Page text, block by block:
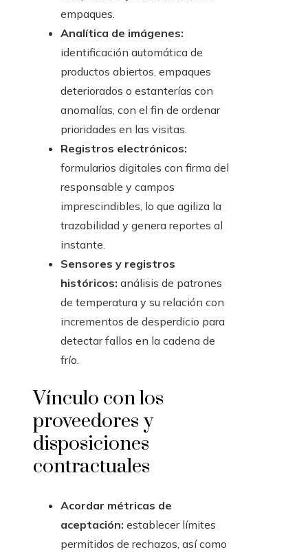
empaques.
Analítica de imágenes:
identificación automática de
productos abiertos, empaques
deteriorados o estanterías con
anomalías, con el fin de ordenar
prioridades en las visitas.
Registros electrónicos:
formularios digitales con firma del
responsable y campos
imprescindibles, lo que agiliza la
trazabilidad y genera reportes al
instante.
Sensores y registros
históricos: análisis de patrones
de temperatura y su relación con
incrementos de desperdicio para
detectar fallos en la cadena de
frío.
Vínculo con los
proveedores y
disposiciones
contractuales
Acordar métricas de
aceptación: establecer límites
permitidos de rechazos, así como